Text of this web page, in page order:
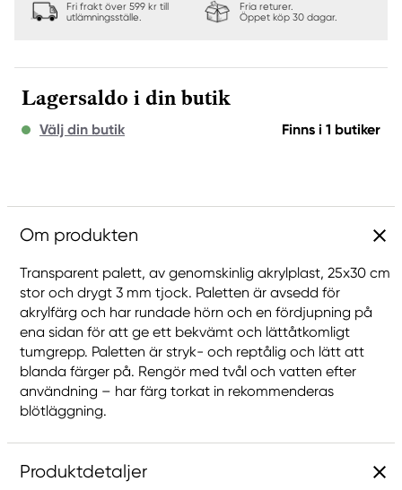
Fri frakt över 599 kr till
utlämningsställe.
Fria returer.
Öppet köp 30 dagar.
Lagersaldo i din butik
Välj din butik Finns i 1 butiker
Om produkten
Transparent palett, av genomskinlig akrylplast, 25x30 cm
stor och drygt 3 mm tjock. Paletten är avsedd för
akrylfärg och har rundade hörn och en fördjupning på
ena sidan för att ge ett bekvämt och lättåtkomligt
tumgrepp. Paletten är stryk- och reptålig och lätt att
blanda färger på. Rengör med tvål och vatten efter
användning – har färg torkat in rekommenderas
blötläggning.
Produktdetaljer